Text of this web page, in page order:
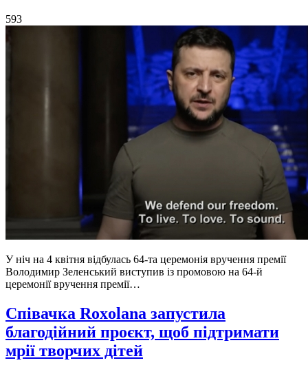
593
У ніч на 4 квітня відбулась 64-та церемонія вручення премії
Володимир Зеленський виступив із промовою на 64-й
церемонії вручення премії…
Співачка Roxolana запустила
благодійний проєкт, щоб підтримати
мрії творчих дітей